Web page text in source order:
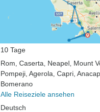
10 Tage
Rom , Caserta , Neapel , Mount
Pompeji , Agerola , Capri ,
Bomerano
Alle Reiseziele ansehen
Deutsch